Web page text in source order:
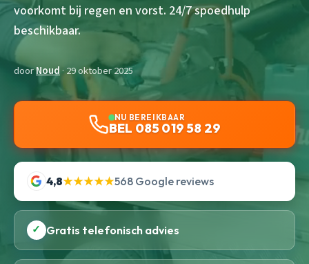
voorkomt bij regen en vorst. 24/7 spoedhulp
beschikbaar.
doorNoud· 29 oktober 2025
NU BEREIKBAAR
BEL 085 019 58 29
4,8★★★★★568 Google reviews
✓ Gratis telefonisch advies